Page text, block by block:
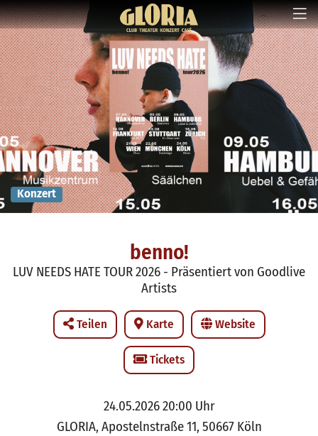
Konzert
benno!
LUV NEEDS HATE TOUR 2026 - Präsentiert von Goodlive
Artists
Teilen Karte Website
Tickets
24.05.2026 20:00 Uhr
GLORIA, Apostelnstraße 11, 50667 Köln